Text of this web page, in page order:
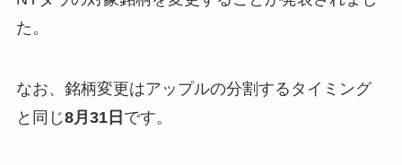
た。
なお、銘柄変更はアップルの分割するタイミング
と同じ8月31日 です。